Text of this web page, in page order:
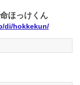
ほっけくん
di/hokkekun/